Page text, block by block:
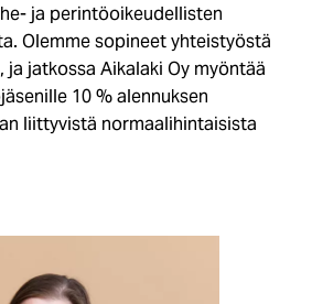
ja perintöoikeudellisten
Olemme sopineet yhteistyöstä
ja jatkossa Aikalaki Oy myöntää
10 % alennuksen
liittyvistä normaalihintaisista